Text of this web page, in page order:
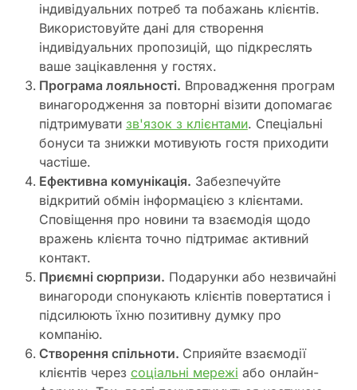
індивідуальних потреб та побажань клієнтів.
Використовуйте дані для створення
індивідуальних пропозицій, що підкреслять
ваше зацікавлення у гостях.
Програма лояльності. Впровадження програм
винагородження за повторні візити допомагає
підтримувати зв'язок з клієнтами. Спеціальні
бонуси та знижки мотивують гостя приходити
частіше.
Ефективна комунікація. Забезпечуйте
відкритий обмін інформацією з клієнтами.
Сповіщення про новини та взаємодія щодо
вражень клієнта точно підтримає активний
контакт.
Приємні сюрпризи. Подарунки або незвичайні
винагороди спонукають клієнтів повертатися і
підсилюють їхню позитивну думку про
компанію.
Створення спільноти. Сприяйте взаємодії
клієнтів через соціальні мережі або онлайн-